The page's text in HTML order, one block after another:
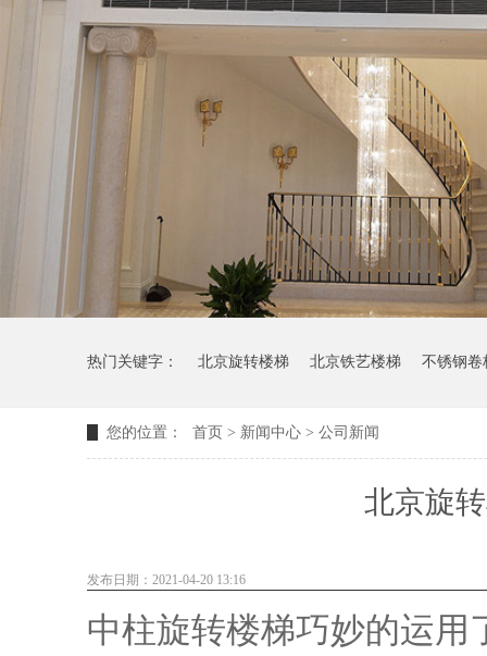
热门关键字： 北京旋转楼梯 北京铁艺楼梯 不锈钢卷
您的位置： 首页 > 新闻中心 > 公司新闻
北京旋
发布日期：2021-04-20 13:16
中柱旋转楼梯巧妙的运用